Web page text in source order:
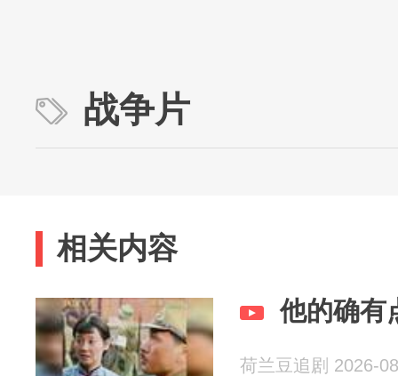
战争片
相关内容
他的确有
荷兰豆追剧 2026-